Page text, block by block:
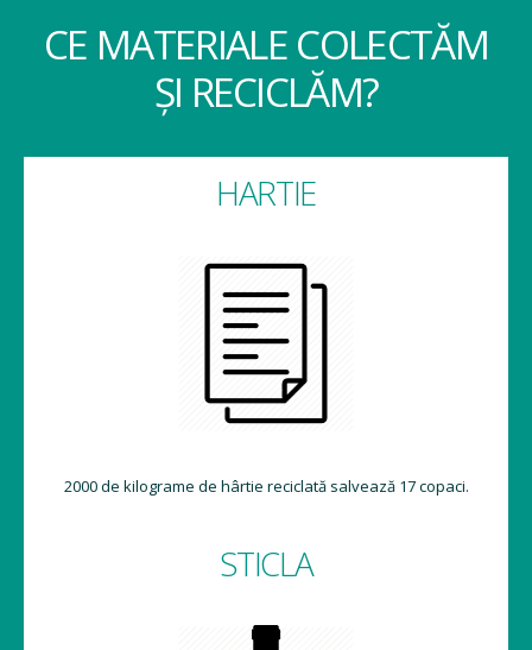
CE MATERIALE COLECTĂM
ȘI RECICLĂM?
HARTIE
2000 de kilograme de hârtie reciclată salvează 17 copaci.
STICLA